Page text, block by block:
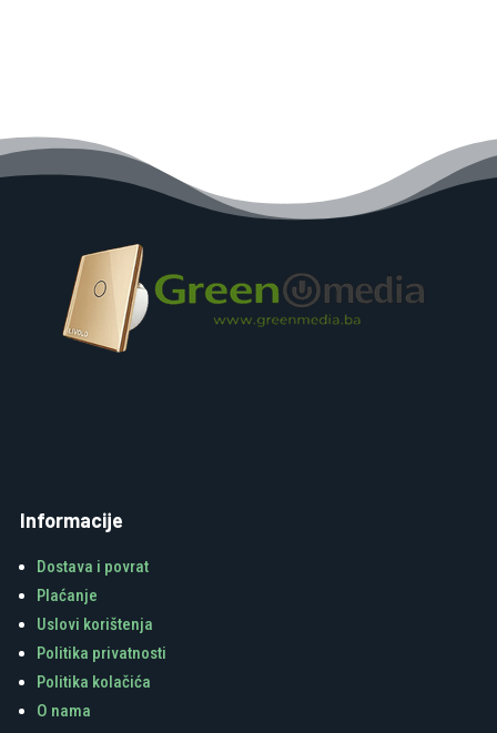
Informacije
Dostava i povrat
Plaćanje
Uslovi korištenja
Politika privatnosti
Politika kolačića
O nama